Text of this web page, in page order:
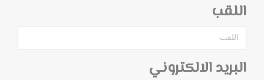
اللقب
البريد الالكتروني